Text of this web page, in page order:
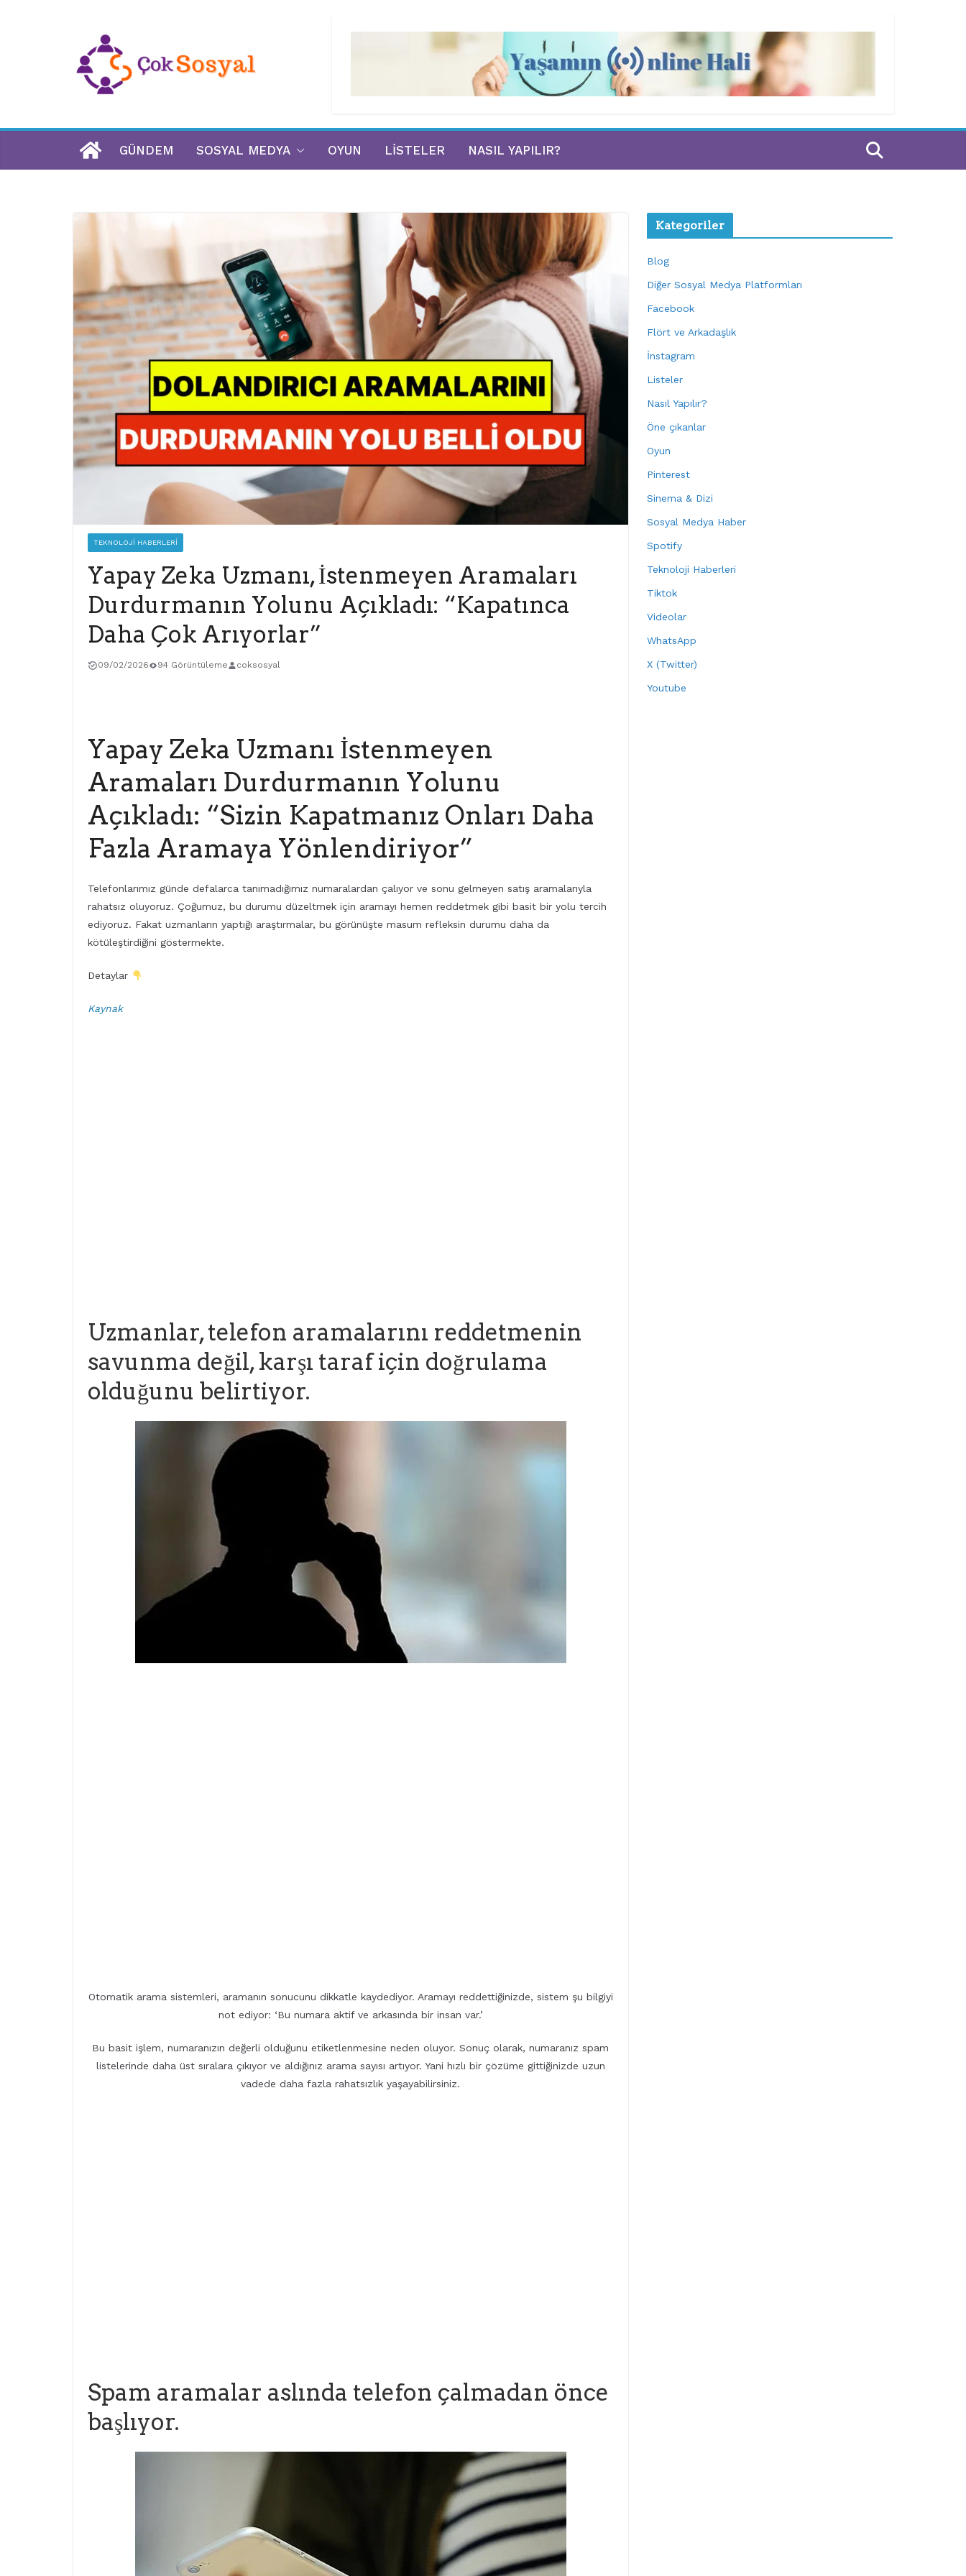
GÜNDEM SOSYAL MEDYA OYUN LISTELER NASIL YAPILIR?
TEKNOLOJI HABERLERI
Yapay Zeka Uzmanı, İstenmeyen Aramaları
Durdurmanın Yolunu Açıkladı: “Kapatınca
Daha Çok Arıyorlar”
09/02/2026 94 Görüntüleme coksosyal
Yapay Zeka Uzmanı İstenmeyen
Aramaları Durdurmanın Yolunu
Açıkladı: “Sizin Kapatmanız Onları Daha
Fazla Aramaya Yönlendiriyor”
Telefonlarımız günde defalarca tanımadığımız numaralardan çalıyor ve sonu gelmeyen satış aramalarıyla
rahatsız oluyoruz. Çoğumuz, bu durumu düzeltmek için aramayı hemen reddetmek gibi basit bir yolu tercih
ediyoruz. Fakat uzmanların yaptığı araştırmalar, bu görünüşte masum refleksin durumu daha da
kötüleştirdiğini göstermekte.
Detaylar
Kaynak
Uzmanlar, telefon aramalarını reddetmenin
savunma değil, karşı taraf için doğrulama
olduğunu belirtiyor.
Otomatik arama sistemleri, aramanın sonucunu dikkatle kaydediyor. Aramayı reddettiğinizde, sistem şu bilgiyi
not ediyor: ‘Bu numara aktif ve arkasında bir insan var.’
Bu basit işlem, numaranızın değerli olduğunu etiketlenmesine neden oluyor. Sonuç olarak, numaranız spam
listelerinde daha üst sıralara çıkıyor ve aldığınız arama sayısı artıyor. Yani hızlı bir çözüme gittiğinizde uzun
vadede daha fazla rahatsızlık yaşayabilirsiniz.
Spam aramalar aslında telefon çalmadan önce
başlıyor.
Kategoriler
Blog
Diğer Sosyal Medya Platformları
Facebook
Flört ve Arkadaşlık
İnstagram
Listeler
Nasıl Yapılır?
Öne çıkanlar
Oyun
Pinterest
Sinema & Dizi
Sosyal Medya Haber
Spotify
Teknoloji Haberleri
Tiktok
Videolar
WhatsApp
X (Twitter)
Youtube